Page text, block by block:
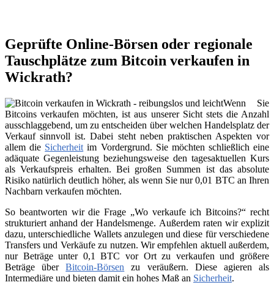
Geprüfte Online-Börsen oder regionale
Tauschplätze zum Bitcoin verkaufen in
Wickrath?
Wenn Sie
Bitcoins verkaufen möchten, ist aus unserer Sicht stets die Anzahl
ausschlaggebend, um zu entscheiden über welchen Handelsplatz der
Verkauf sinnvoll ist. Dabei steht neben praktischen Aspekten vor
allem die Sicherheit im Vordergrund. Sie möchten schließlich eine
adäquate Gegenleistung beziehungsweise den tagesaktuellen Kurs
als Verkaufspreis erhalten. Bei großen Summen ist das absolute
Risiko natürlich deutlich höher, als wenn Sie nur 0,01 BTC an Ihren
Nachbarn verkaufen möchten.
So beantworten wir die Frage „Wo verkaufe ich Bitcoins?“ recht
strukturiert anhand der Handelsmenge. Außerdem raten wir explizit
dazu, unterschiedliche Wallets anzulegen und diese für verschiedene
Transfers und Verkäufe zu nutzen. Wir empfehlen aktuell außerdem,
nur Beträge unter 0,1 BTC vor Ort zu verkaufen und größere
Beträge überBitcoin-Börsen zu veräußern. Diese agieren als
Intermediäre und bieten damit ein hohes Maß an Sicherheit.